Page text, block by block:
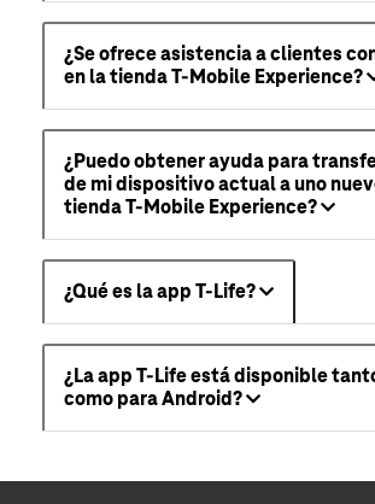
¿Se ofrece asistencia a clientes
en la tienda T-Mobile Experience?
¿Puedo obtener ayuda para
de mi dispositivo actual a uno
tienda T-Mobile Experience?
¿Qué es la app T-Life?
¿La app T-Life está disponible
como para Android?